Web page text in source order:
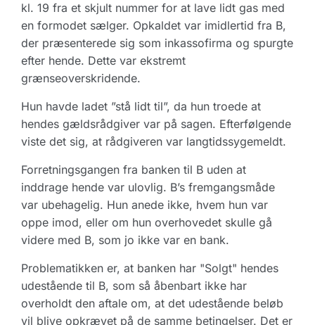
kl. 19 fra et skjult nummer for at lave lidt gas med
en formodet sælger. Opkaldet var imidlertid fra B,
der præsenterede sig som inkassofirma og spurgte
efter hende. Dette var ekstremt
grænseoverskridende.
Hun havde ladet ”stå lidt til”, da hun troede at
hendes gældsrådgiver var på sagen. Efterfølgende
viste det sig, at rådgiveren var langtidssygemeldt.
Forretningsgangen fra banken til B uden at
inddrage hende var ulovlig. B’s fremgangsmåde
var ubehagelig. Hun anede ikke, hvem hun var
oppe imod, eller om hun overhovedet skulle gå
videre med B, som jo ikke var en bank.
Problematikken er, at banken har "Solgt" hendes
udestående til B, som så åbenbart ikke har
overholdt den aftale om, at det udestående beløb
vil blive opkrævet på de samme betingelser. Det er